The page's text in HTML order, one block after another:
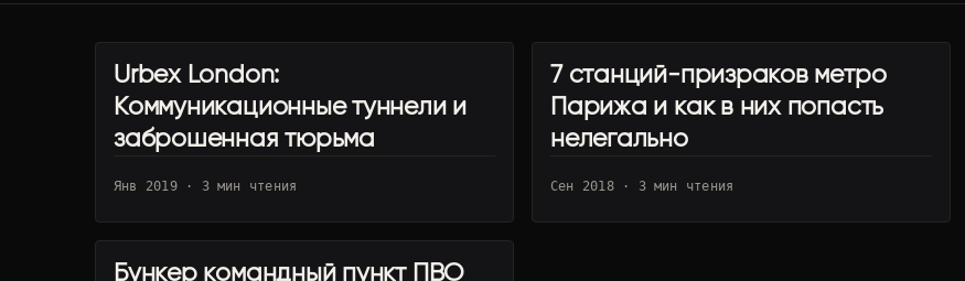
УРБЕКС ТУРИЗМ
Urbex London:
Коммуникационные туннели и
заброшенная тюрьма
Янв 2019 · 3 мин чтения
УРБЕКС ТУРИЗМ
7 станций-призраков метро
Парижа и как в них попасть
нелегально
Сен 2018 · 3 мин чтения
UA · КИЕВ
Бункер командный пункт ПВО